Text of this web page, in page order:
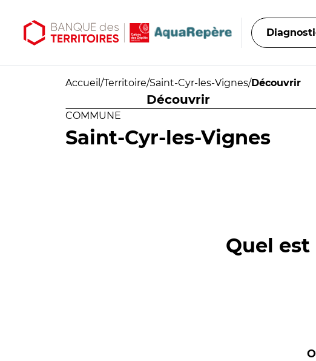
Accueil /Territoire/Saint-Cyr-les-Vignes/Découvrir
Découvrir
COMMUNE
Saint-Cyr-les-Vignes
Quel